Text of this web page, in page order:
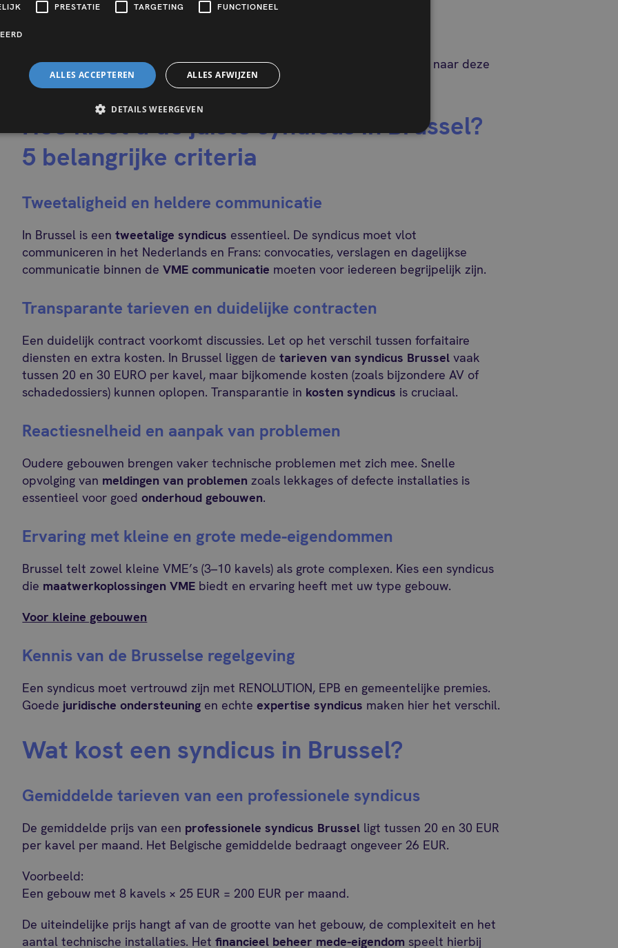
tegen 2033: maximaal 275 kWh/m²/jaar
De syndicus speelt een sleutelrol om mede-eigendommen stap voor stap naar deze
doelstellingen te begeleiden.
Hoe kiest u de juiste syndicus in Brussel?
5 belangrijke criteria
Tweetaligheid en heldere communicatie
In Brussel is eentweetalige syndicus essentieel. De syndicus moet vlot
communiceren in het Nederlands en Frans: convocaties, verslagen en dagelijkse
communicatie binnen deVME communicatie moeten voor iedereen begrijpelijk zijn.
Transparante tarieven en duidelijke contracten
Een duidelijk contract voorkomt discussies. Let op het verschil tussen forfaitaire
diensten en extra kosten. In Brussel liggen detarieven van syndicus Brussel vaak
tussen 20 en 30 EURO per kavel, maar bijkomende kosten (zoals bijzondere AV of
schadedossiers) kunnen oplopen. Transparantie in kosten syndicus is cruciaal.
Reactiesnelheid en aanpak van problemen
Oudere gebouwen brengen vaker technische problemen met zich mee. Snelle
opvolging van meldingen van problemen zoals lekkages of defecte installaties is
essentieel voor goedonderhoud gebouwen.
Ervaring met kleine en grote mede-eigendommen
Brussel telt zowel kleine VME’s (3–10 kavels) als grote complexen. Kies een syndicus
die maatwerkoplossingen VME biedt en ervaring heeft met uw type gebouw.
Voor kleine gebouwen
Kennis van de Brusselse regelgeving
Een syndicus moet vertrouwd zijn met RENOLUTION, EPB en gemeentelijke premies.
Goede juridische ondersteuning en echteexpertise syndicus maken hier het verschil.
Wat kost een syndicus in Brussel?
Gemiddelde tarieven van een professionele syndicus
De gemiddelde prijs van een professionele syndicus Brussel ligt tussen 20 en 30 EUR
per kavel per maand. Het Belgische gemiddelde bedraagt ongeveer 26 EUR.
Voorbeeld:
Een gebouw met 8 kavels × 25 EUR = 200 EUR per maand.
De uiteindelijke prijs hangt af van de grootte van het gebouw, de complexiteit en het
aantal technische installaties. Hetfinancieel beheer mede-eigendom speelt hierbij
PRESTATIE TARGETING FUNCTIONEEL
ALLES ACCEPTEREN ALLES AFWIJZEN
DETAILS WEERGEVEN